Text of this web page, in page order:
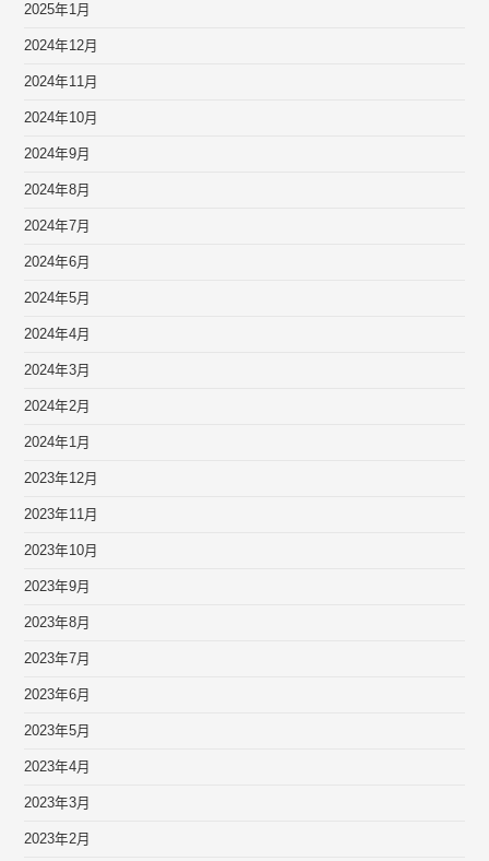
2025年1月
2024年12月
2024年11月
2024年10月
2024年9月
2024年8月
2024年7月
2024年6月
2024年5月
2024年4月
2024年3月
2024年2月
2024年1月
2023年12月
2023年11月
2023年10月
2023年9月
2023年8月
2023年7月
2023年6月
2023年5月
2023年4月
2023年3月
2023年2月